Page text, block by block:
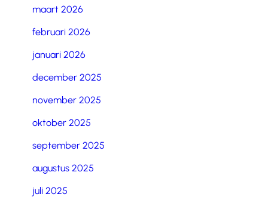
maart 2026
februari 2026
januari 2026
december 2025
november 2025
oktober 2025
september 2025
augustus 2025
juli 2025